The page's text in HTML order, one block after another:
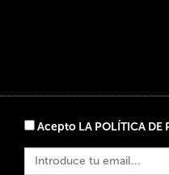
Acepto LA POLÍTICA DE